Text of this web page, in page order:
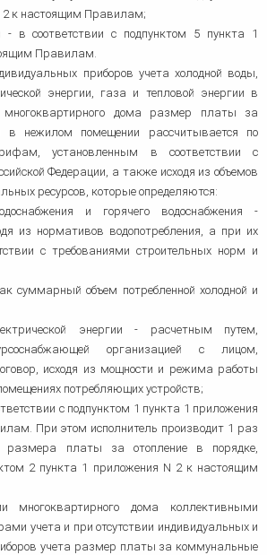
2 к настоящим Правилам;
- в соответствии с подпунктом 5 пункта 1
Правилам.
приборов учета холодной воды,
энергии, газа и тепловой энергии в
многоквартирного дома размер платы за
в нежилом помещении рассчитывается по
установленным в соответствии с
Федерации, а также исходя из объемов
ресурсов, которые определяются:
и горячего водоснабжения -
из нормативов водопотребления, а при их
с требованиями строительных норм и
суммарный объем потребленной холодной и
энергии - расчетным путем,
организацией с лицом,
исходя из мощности и режима работы
потребляющих устройств;
с подпунктом 1 пункта 1 приложения
При этом исполнитель производит 1 раз
размера платы за отопление в порядке,
2 пункта 1 приложения N 2 к настоящим
многоквартирного дома коллективными
учета и при отсутствии индивидуальных и
учета размер платы за коммунальные